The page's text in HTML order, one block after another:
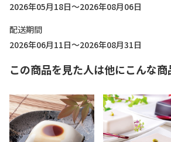
2026年05月18日～2026年08月06日
配送期間
2026年06月11日～2026年08月31日
この商品を見た人は他にこんな